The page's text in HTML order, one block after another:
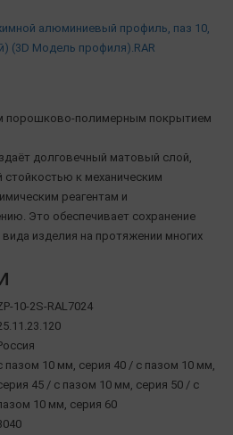
алюминиевый профиль, паз 10,
(3D Модель профиля).RAR
порошково-полимерным покрытием
долговечный матовый слой,
к механическим
реагентам и
Это обеспечивает сохранение
изделия на протяжении многих
10-2S-RAL7024
пазом 10 мм, серия 40 / с пазом 10 мм,
45 / с пазом 10 мм, серия 50 / с
10 мм, серия 60